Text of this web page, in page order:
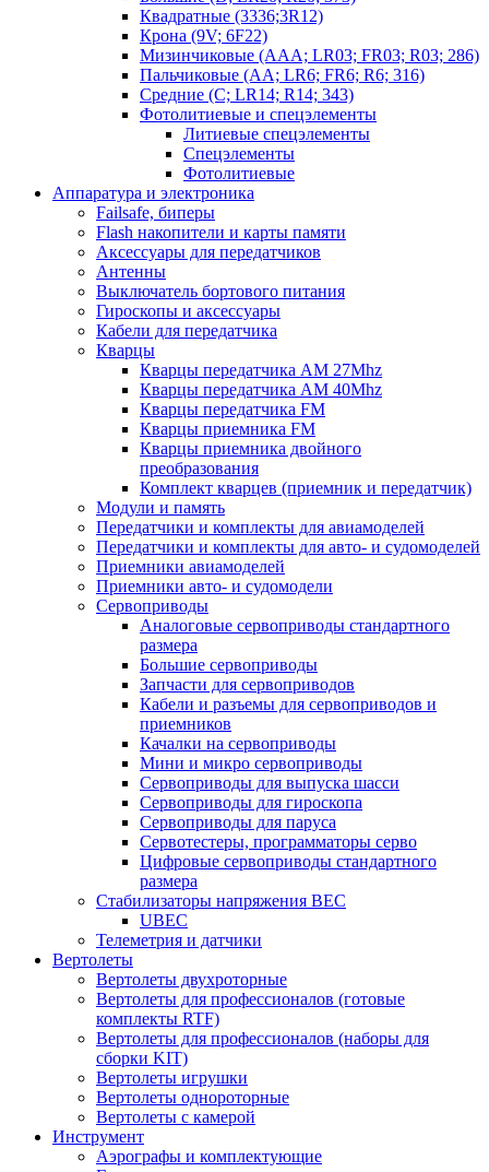
Квадратные (3336;3R12)
Крона (9V; 6F22)
Мизинчиковые (AAA; LR03; FR03; R03; 286)
Пальчиковые (AA; LR6; FR6; R6; 316)
Средние (C; LR14; R14; 343)
Фотолитиевые и спецэлементы
Литиевые спецэлементы
Спецэлементы
Фотолитиевые
Аппаратура и электроника
Failsafe, биперы
Flash накопители и карты памяти
Аксессуары для передатчиков
Антенны
Выключатель бортового питания
Гироскопы и аксессуары
Кабели для передатчика
Кварцы
Кварцы передатчика AM 27Mhz
Кварцы передатчика AM 40Mhz
Кварцы передатчика FM
Кварцы приемника FM
Кварцы приемника двойного
преобразования
Комплект кварцев (приемник и передатчик)
Модули и память
Передатчики и комплекты для авиамоделей
Передатчики и комплекты для авто- и судомоделей
Приемники авиамоделей
Приемники авто- и судомодели
Сервоприводы
Аналоговые сервоприводы стандартного
размера
Большие сервоприводы
Запчасти для сервоприводов
Кабели и разъемы для сервоприводов и
приемников
Качалки на сервоприводы
Мини и микро сервоприводы
Сервоприводы для выпуска шасси
Сервоприводы для гироскопа
Сервоприводы для паруса
Сервотестеры, программаторы серво
Цифровые сервоприводы стандартного
размера
Стабилизаторы напряжения BEC
UBEC
Телеметрия и датчики
Вертолеты
Вертолеты двухроторные
Вертолеты для профессионалов (готовые
комплекты RTF)
Вертолеты для профессионалов (наборы для
сборки KIT)
Вертолеты игрушки
Вертолеты однороторные
Вертолеты с камерой
Инструмент
Аэрографы и комплектующие